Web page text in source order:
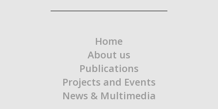
Home
About us
Publications
Projects and Events
News & Multimedia